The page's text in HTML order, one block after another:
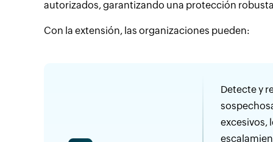
autorizados, garantizando una protección
Con la extensión, las organizaciones pueden:
Detecte y
excesivos,